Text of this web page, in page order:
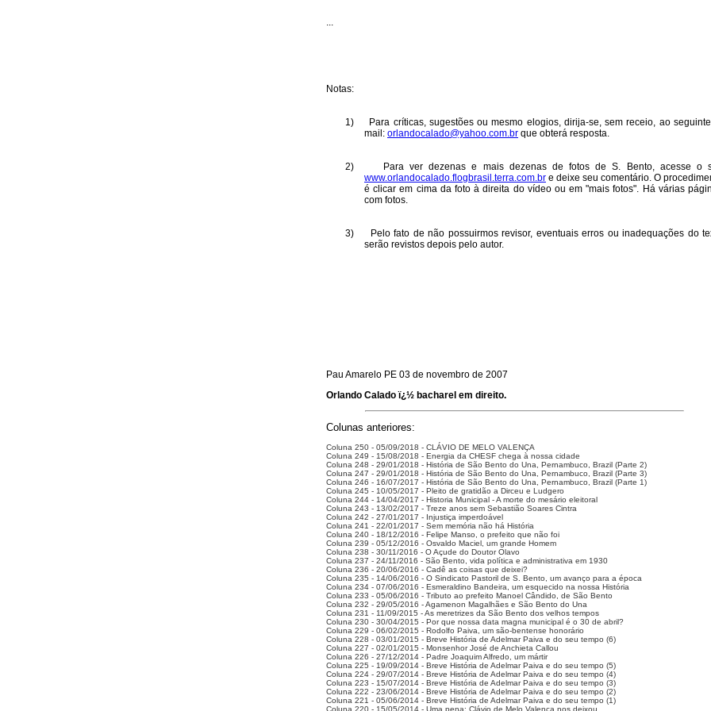
...
Notas:
1)
Para críticas, sugestões ou mesmo elogios, dirija-se, sem receio, ao
mail: orlandocalado@yahoo.com.br que obterá resposta.
2)
Para ver dezenas e mais dezenas de fotos de S. Bento, acesse o
www.orlandocalado.flogbrasil.terra.com.br e deixe seu comentário. O
é clicar em cima da foto à direita do vídeo ou em "mais fotos". Há várias
com fotos.
3)
Pelo fato de não possuirmos revisor, eventuais erros ou inadequações do
serão revistos depois pelo autor.
Pau Amarelo PE 03 de novembro de 2007
Orlando Calado ï¿½ bacharel em direito.
Colunas anteriores:
Coluna 250 - 05/09/2018 - CLÁVIO DE MELO VALENÇA
Coluna 249 - 15/08/2018 - Energia da CHESF chega à nossa cidade
Coluna 248 - 29/01/2018 - História de São Bento do Una, Pernambuco, Brazil (Parte 2)
Coluna 247 - 29/01/2018 - História de São Bento do Una, Pernambuco, Brazil (Parte 3)
Coluna 246 - 16/07/2017 - História de São Bento do Una, Pernambuco, Brazil (Parte 1)
Coluna 245 - 10/05/2017 - Pleito de gratidão a Dirceu e Ludgero
Coluna 244 - 14/04/2017 - Historia Municipal - A morte do mesário eleitoral
Coluna 243 - 13/02/2017 - Treze anos sem Sebastião Soares Cintra
Coluna 242 - 27/01/2017 - Injustiça imperdoável
Coluna 241 - 22/01/2017 - Sem memória não há História
Coluna 240 - 18/12/2016 - Felipe Manso, o prefeito que não foi
Coluna 239 - 05/12/2016 - Osvaldo Maciel, um grande Homem
Coluna 238 - 30/11/2016 - O Açude do Doutor Olavo
Coluna 237 - 24/11/2016 - São Bento, vida política e administrativa em 1930
Coluna 236 - 20/06/2016 - Cadê as coisas que deixei?
Coluna 235 - 14/06/2016 - O Sindicato Pastoril de S. Bento, um avanço para a época
Coluna 234 - 07/06/2016 - Esmeraldino Bandeira, um esquecido na nossa História
Coluna 233 - 05/06/2016 - Tributo ao prefeito Manoel Cândido, de São Bento
Coluna 232 - 29/05/2016 - Agamenon Magalhães e São Bento do Una
Coluna 231 - 11/09/2015 - As meretrizes da São Bento dos velhos tempos
Coluna 230 - 30/04/2015 - Por que nossa data magna municipal é o 30 de abril?
Coluna 229 - 06/02/2015 - Rodolfo Paiva, um são-bentense honorário
Coluna 228 - 03/01/2015 - Breve História de Adelmar Paiva e do seu tempo (6)
Coluna 227 - 02/01/2015 - Monsenhor José de Anchieta Callou
Coluna 226 - 27/12/2014 - Padre Joaquim Alfredo, um mártir
Coluna 225 - 19/09/2014 - Breve História de Adelmar Paiva e do seu tempo (5)
Coluna 224 - 29/07/2014 - Breve História de Adelmar Paiva e do seu tempo (4)
Coluna 223 - 15/07/2014 - Breve História de Adelmar Paiva e do seu tempo (3)
Coluna 222 - 23/06/2014 - Breve História de Adelmar Paiva e do seu tempo (2)
Coluna 221 - 05/06/2014 - Breve História de Adelmar Paiva e do seu tempo (1)
Coluna 220 - 15/05/2014 - Uma pena: Clávio de Melo Valença nos deixou